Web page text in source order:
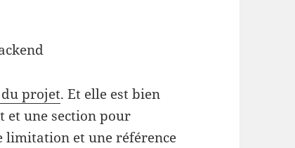
projet. Et elle est bien
et une section pour
et une référence